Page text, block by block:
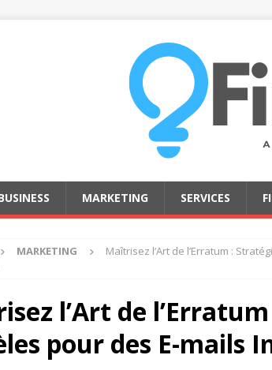
MARKETING SERVICES
MARKETING
Maîtrisez l’Art de l’Erratum :
l’Art de
pour des E-mails